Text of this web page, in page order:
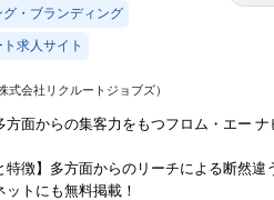
・ブランディング
求人サイト
株式会社リクルートジョブズ）
方面からの集客力をもつフロム・エー
特徴】多方面からのリーチによる断然違
ットにも無料掲載！